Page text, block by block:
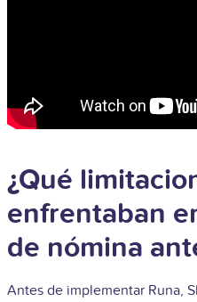
¿Qué
enfrentaban
de nómina
Antes de implementar Runa,